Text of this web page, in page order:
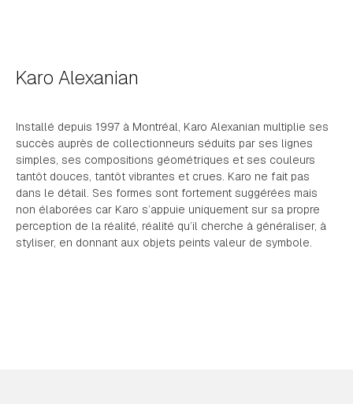
Karo Alexanian
Installé depuis 1997 à Montréal, Karo Alexanian multiplie ses
succès auprès de collectionneurs séduits par ses lignes
simples, ses compositions géométriques et ses couleurs
tantôt douces, tantôt vibrantes et crues. Karo ne fait pas
dans le détail. Ses formes sont fortement suggérées mais
non élaborées car Karo s’appuie uniquement sur sa propre
perception de la réalité, réalité qu’il cherche à généraliser, à
styliser, en donnant aux objets peints valeur de symbole.